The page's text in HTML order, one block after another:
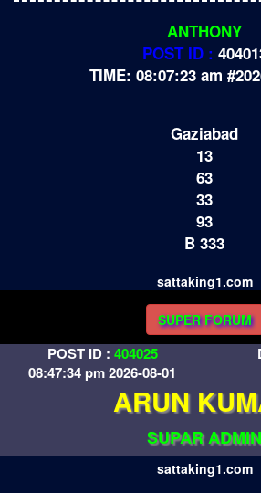
ANTHONY
POST ID :
TIME: 08:07:23 am
Gaziabad
13
63
33
93
B 333
sattaking1.com
SUPER FORUM
POST ID : 404025
08:47:34 pm 2026-08-01
ARUN
SUPAR ADMIN
sattaking1.com